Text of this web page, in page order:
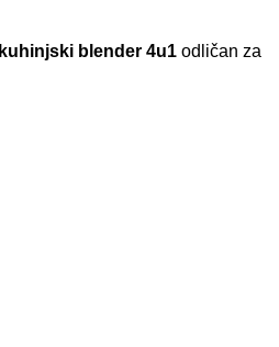
kuhinjski blender 4u1 odličan za